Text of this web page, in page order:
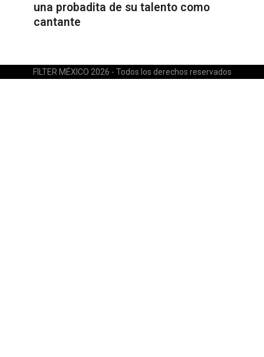
una probadita de su talento como
cantante
FILTER MÉXICO 2026 - Todos los derechos reservados